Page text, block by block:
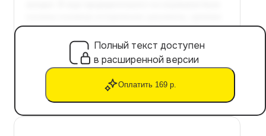
Полный текст доступен
в расширенной версии
Оплатить 169 р.